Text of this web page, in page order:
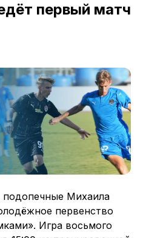
первый матч
подопечные Михаила
первенство
Игра восьмого